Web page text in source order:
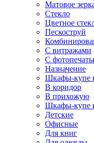
Матовое
Стекло
Цветное
Пескоструй
С витражами
С
Назначение
Шкафы-купе
В коридор
В прихожую
Шкафы-купе
Детские
Офисные
Для книг